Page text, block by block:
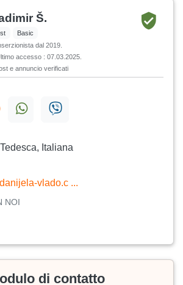
Š.
Basic
dal 2019.
accesso : 07.03.2025.
e annuncio verificati
Italiana
vlado.c ...
NOI
di contatto